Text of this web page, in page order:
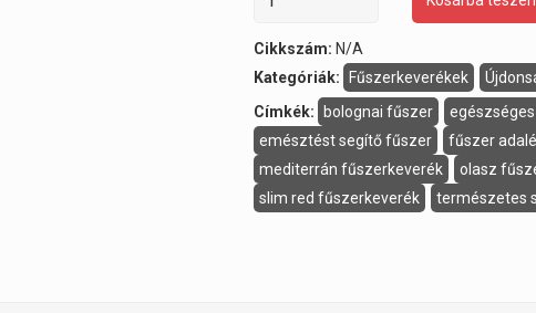
Cikkszám: N/A
Kategóriák:
Fűszerkeverékek
Címkék:
bolognai fűszer
emésztést segítő fűszer
fűszer
mediterrán fűszerkeverék
olasz
slim red fűszerkeverék
természetes